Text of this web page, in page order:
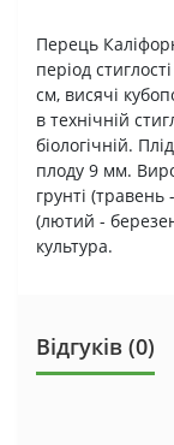
Перець
період
см, висячі
в технічній
біологічній.
плоду 9 мм.
грунті (травень
(лютий -
культура.
Відгуків (0)